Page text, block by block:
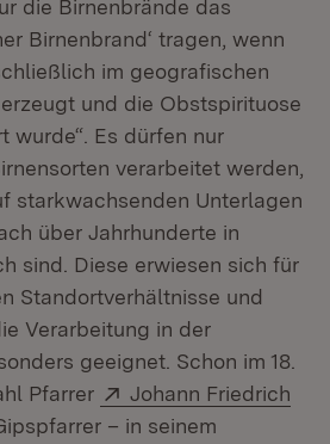
die Birnenbrände das
Birnenbrand‘ tragen, wenn
im geografischen
und die Obstspirituose
wurde“. Es dürfen nur
verarbeitet werden,
starkwachsenden Unterlagen
über Jahrhunderte in
sind. Diese erwiesen sich für
Standortverhältnisse und
Verarbeitung in der
geeignet. Schon im 18.
Pfarrer
Extern:
Johann Friedrich
Fenster)– in seinem